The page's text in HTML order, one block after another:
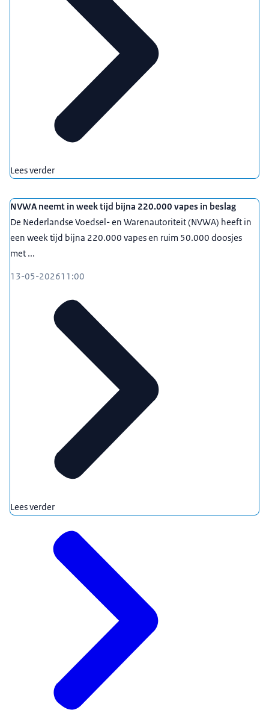
website. www.nvwa.nl/vapen.
Logo Nederlandse Voedsel- en Warenautoriteit,
Ministerie van Landbouw, Natuur en
Voedselkwaliteit verschijnt in beeld.
Beeldtekst: www.nvwa.nl/vapen.
*Muziek speelt en fadet uit*
Lees verder
NVWA neemt in week tijd bijna 220.000 vapes in beslag
De Nederlandse Voedsel- en Warenautoriteit (NVWA) heeft in
een week tijd bijna 220.000 vapes en ruim 50.000 doosjes
met ...
13-05-202611:00
Lees verder